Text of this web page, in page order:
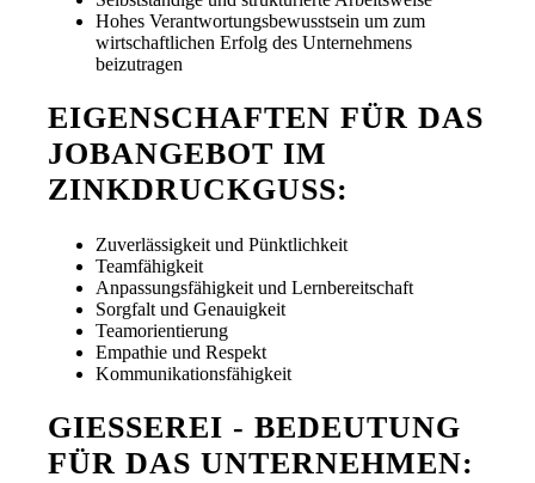
Hohes Verantwortungsbewusstsein um zum
wirtschaftlichen Erfolg des Unternehmens
beizutragen
EIGENSCHAFTEN FÜR DAS
JOBANGEBOT IM
ZINKDRUCKGUSS:
Zuverlässigkeit und Pünktlichkeit
Teamfähigkeit
Anpassungsfähigkeit und Lernbereitschaft
Sorgfalt und Genauigkeit
Teamorientierung
Empathie und Respekt
Kommunikationsfähigkeit
GIESSEREI - BEDEUTUNG F
ÜR DAS UNTERNEHMEN: